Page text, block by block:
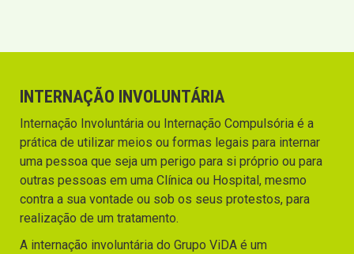
INTERNAÇÃO INVOLUNTÁRIA
Internação Involuntária ou Internação Compulsória é a
prática de utilizar meios ou formas legais para internar
uma pessoa que seja um perigo para si próprio ou para
outras pessoas em uma Clínica ou Hospital, mesmo
contra a sua vontade ou sob os seus protestos, para
realização de um tratamento.
A internação involuntária do Grupo ViDA é um